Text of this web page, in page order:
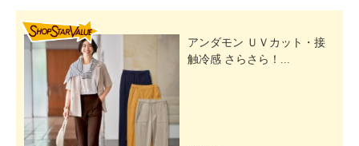
アンダモン ＵＶカット・接
触冷感 さらさら！...